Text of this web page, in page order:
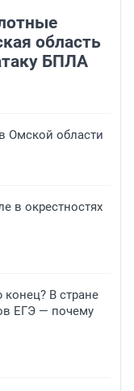
область
БПЛА
Омской области
в окрестностях
В стране
ЕГЭ — почему